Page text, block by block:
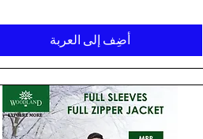
أضِف إلى العربة